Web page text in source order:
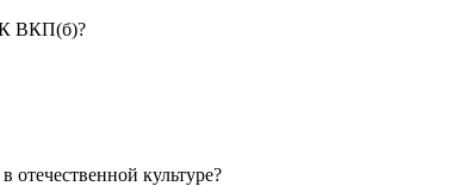
ВКП(б)?
отечественной культуре?